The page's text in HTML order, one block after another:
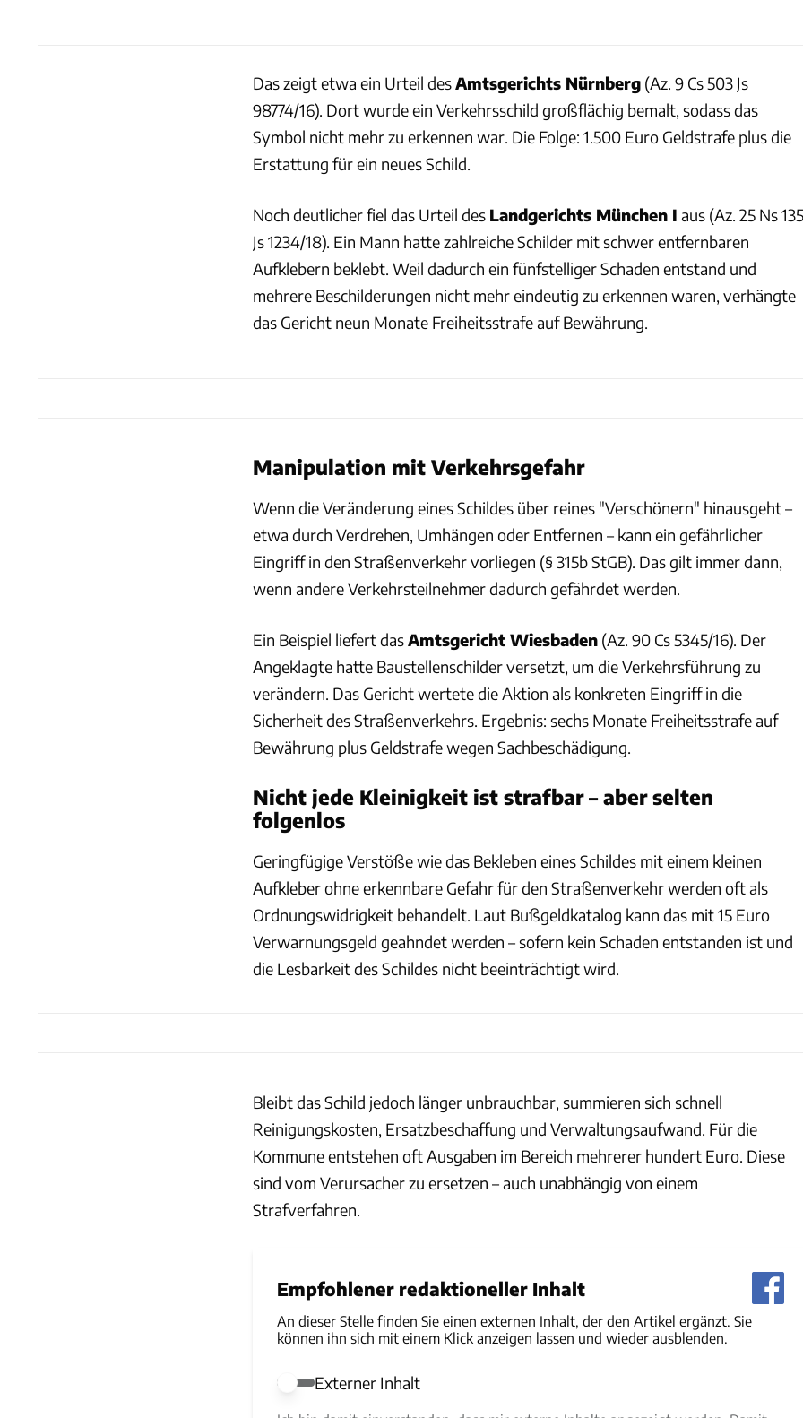
Das zeigt etwa ein Urteil desAmtsgerichts Nürnberg (Az. 9 Cs 503 Js
98774/16). Dort wurde ein Verkehrsschild großflächig bemalt, sodass das
Symbol nicht mehr zu erkennen war. Die Folge: 1.500 Euro Geldstrafe plus die
Erstattung für ein neues Schild.
Noch deutlicher fiel das Urteil des Landgerichts München I aus (Az. 25 Ns 135
Js 1234/18). Ein Mann hatte zahlreiche Schilder mit schwer entfernbaren
Aufklebern beklebt. Weil dadurch ein fünfstelliger Schaden entstand und
mehrere Beschilderungen nicht mehr eindeutig zu erkennen waren, verhängte
das Gericht neun Monate Freiheitsstrafe auf Bewährung.
Manipulation mit Verkehrsgefahr
Wenn die Veränderung eines Schildes über reines "Verschönern" hinausgeht –
etwa durch Verdrehen, Umhängen oder Entfernen – kann ein gefährlicher
Eingriff in den Straßenverkehr vorliegen (§ 315b StGB). Das gilt immer dann,
wenn andere Verkehrsteilnehmer dadurch gefährdet werden.
Ein Beispiel liefert dasAmtsgericht Wiesbaden (Az. 90 Cs 5345/16). Der
Angeklagte hatte Baustellenschilder versetzt, um die Verkehrsführung zu
verändern. Das Gericht wertete die Aktion als konkreten Eingriff in die
Sicherheit des Straßenverkehrs. Ergebnis: sechs Monate Freiheitsstrafe auf
Bewährung plus Geldstrafe wegen Sachbeschädigung.
Nicht jede Kleinigkeit ist strafbar – aber selten
folgenlos
Geringfügige Verstöße wie das Bekleben eines Schildes mit einem kleinen
Aufkleber ohne erkennbare Gefahr für den Straßenverkehr werden oft als
Ordnungswidrigkeit behandelt. Laut Bußgeldkatalog kann das mit 15 Euro
Verwarnungsgeld geahndet werden – sofern kein Schaden entstanden ist und
die Lesbarkeit des Schildes nicht beeinträchtigt wird.
Bleibt das Schild jedoch länger unbrauchbar, summieren sich schnell
Reinigungskosten, Ersatzbeschaffung und Verwaltungsaufwand. Für die
Kommune entstehen oft Ausgaben im Bereich mehrerer hundert Euro. Diese
sind vom Verursacher zu ersetzen – auch unabhängig von einem
Strafverfahren.
Empfohlener redaktioneller Inhalt
An dieser Stelle finden Sie einen externen Inhalt, der den Artikel ergänzt. Sie
können ihn sich mit einem Klick anzeigen lassen und wieder ausblenden.
Externer Inhalt erlauben
Externer Inhalt